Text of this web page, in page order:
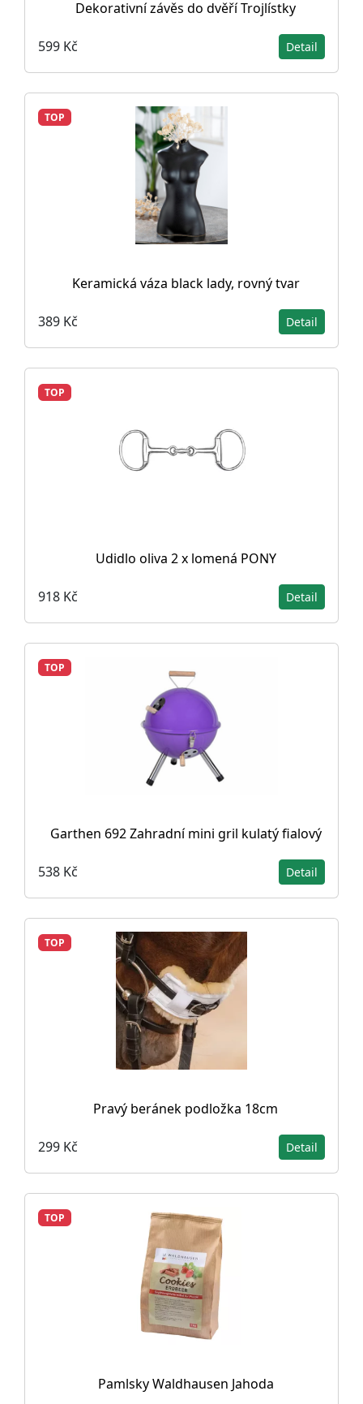
Dekorativní závěs do dvěří Trojlístky
599 Kč Detail
TOP
Keramická váza black lady, rovný tvar
389 Kč Detail
TOP
Udidlo oliva 2 x lomená PONY
918 Kč Detail
TOP
Garthen 692 Zahradní mini gril kulatý fialový
538 Kč Detail
TOP
Pravý beránek podložka 18cm
299 Kč Detail
TOP
Pamlsky Waldhausen Jahoda